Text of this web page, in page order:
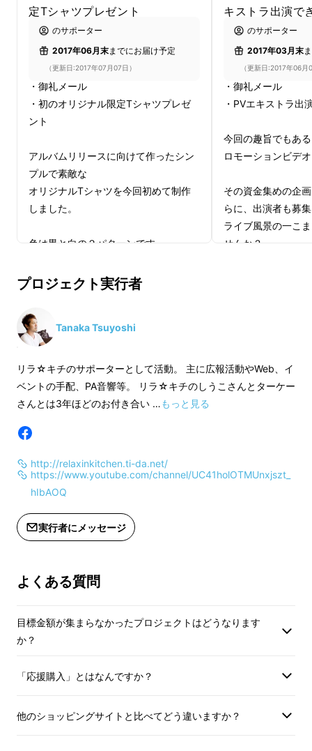
【初のファーストアルバム『AVES』】
タイトルのAVES(アべス)は、スペイン語で鳥
の意。
RELEASE：2017年1月25日
PRICE：2,000円（without tax）
曲目：
1．Lily
2．Kill Two Birds
5．月と金星
6．High Life
9．ばあちゃんの空
**********************
タイトル曲
トーンボイスが
炸裂するKill Two Birds(M-2)、読谷で作られ
ウクレレを掛け合わせた楽器「サンレレ」が印
ボサノバ調のMorning Bird(M-7)などのタイト
定Tシャツプレゼント
のサポーター
2017年06月末までにお届け予定
（更新日:2017年07月07日）
・御礼メール
・初のオリジナル限定Tシャツプレゼ
ント
アルバムリリースに向けて作ったシン
プルで素敵な
オリジナルTシャツを今回初めて制作
しました。
色は黒と白の２パターンです。
が
べるので
お得ですよ
※ご希望のサイズや色が無くなる場合
がございます。
その場合はご連絡いたします。
カラー WHITE / BLACK
数に限りがあるんで早い者勝ちですよ
ご自宅まで郵送可能です。
キストラ出演で
のサポーター
2017年03月末
（更新日:2017年06月
・御礼メール
・PVエキストラ出
今回の趣旨でもあ
ロモーションビデ
その資金集めの企
らに、出演者も募
ライブ風景の一こ
せんか？
ともあるかも！！
プロジェクト実行者
Tanaka Tsuyoshi
リラ☆キチのサポーターとして活動。 主に広報活動やWeb、イ
ベントの手配、PA音響等。 リラ☆キチのしうこさんとターケー
さんとは3年ほどのお付き合い …もっと見る
http://relaxinkitchen.ti-da.net/
https://www.youtube.com/channel/UC41holOTMUnxjszt_
hIbAOQ
実行者にメッセージ
よくある質問
目標金額が集まらなかったプロジェクトはどうなります
か？
「応援購入」とはなんですか？
他のショッピングサイトと比べてどう違いますか？